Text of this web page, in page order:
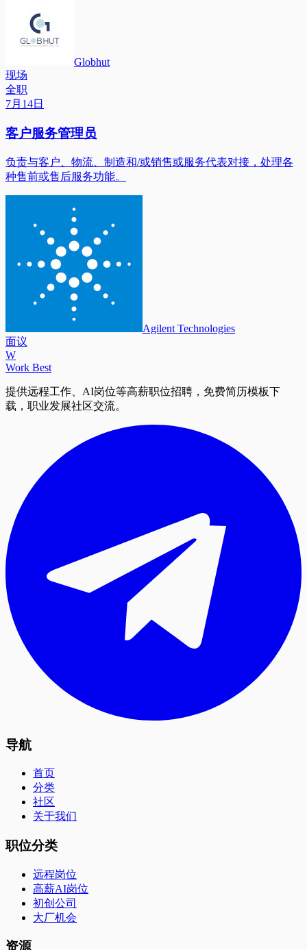
Globhut
现场
全职
7月14日
客户服务管理员
负责与客户、物流、制造和/或销售或服务代表对接，处理各
种售前或售后服务功能。
Agilent Technologies
面议
W
Work Best
提供远程工作、AI岗位等高薪职位招聘，免费简历模板下
载，职业发展社区交流。
导航
首页
分类
社区
关于我们
职位分类
远程岗位
高薪AI岗位
初创公司
大厂机会
资源